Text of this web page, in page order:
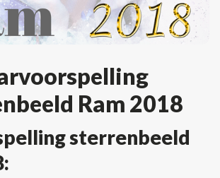
Ram 2018
sterrenbeeld